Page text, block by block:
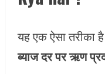
यह एक ऐसा तरीका
ब्याज दर पर ऋण